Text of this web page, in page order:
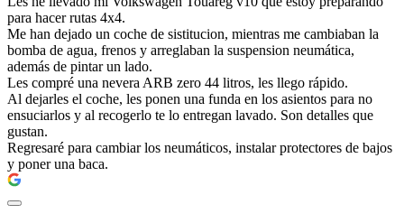
para hacer rutas 4x4.
Me han dejado un coche de sistitucion, mientras me cambiaban la
bomba de agua, frenos y arreglaban la suspension neumática,
además de pintar un lado.
Les compré una nevera ARB zero 44 litros, les llego rápido.
Al dejarles el coche, les ponen una funda en los asientos para no
ensuciarlos y al recogerlo te lo entregan lavado. Son detalles que
gustan.
Regresaré para cambiar los neumáticos, instalar protectores de bajos
y poner una baca.